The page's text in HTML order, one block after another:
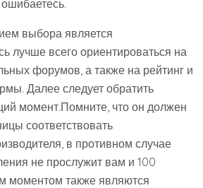
выбора является
лучше всего ориентироваться на
форумов, а также на рейтинг и
Далее следует обратить
момент.Помните, что он должен
соответствовать
в противном случае
не прослужит вам и 100
моментом также являются